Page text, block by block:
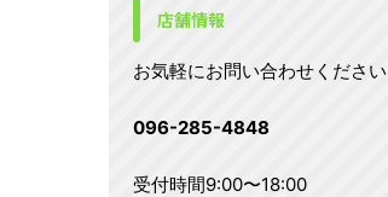
店舗情報
お気軽にお問い合わせください
096-285-4848
受付時間9:00〜18:00